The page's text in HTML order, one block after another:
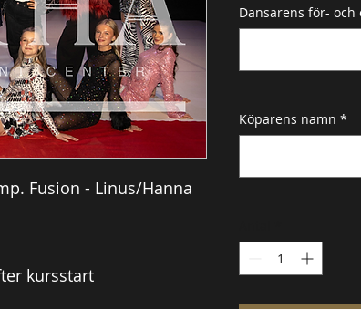
Fusion - Linus/Hanna
kursstart
Dansarens för-
Köparens namn *